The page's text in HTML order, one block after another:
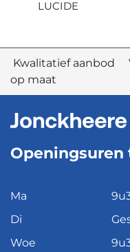
LUCIDE
Kwalitatief aanbod
op maat
Openingsuren
Ma
Di
Woe